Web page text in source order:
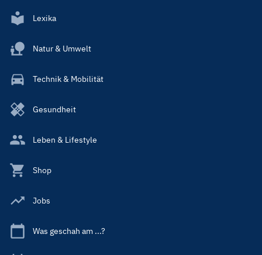
Lexika
Natur & Umwelt
Technik & Mobilität
Gesundheit
Leben & Lifestyle
Shop
Jobs
Was geschah am ...?